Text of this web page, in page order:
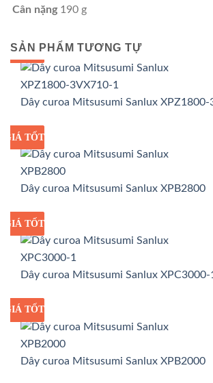
Cân nặng 190 g
SẢN PHẨM TƯƠNG TỰ
GIÁ SỈ
GIÁ TỐT
Dây curoa Mitsusumi Sanlux
GIÁ SỈ
GIÁ TỐT
Dây curoa Mitsusumi Sanlux XPB2800
GIÁ SỈ
GIÁ TỐT
Dây curoa Mitsusumi Sanlux XPC3000-1
GIÁ SỈ
GIÁ TỐT
Dây curoa Mitsusumi Sanlux XPB2000